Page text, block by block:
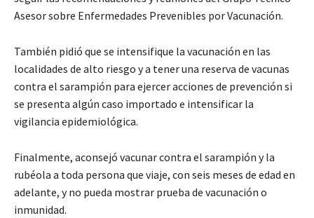
Asesor sobre Enfermedades Prevenibles por Vacunación.
También pidió que se intensifique la vacunación en las
localidades de alto riesgo y a tener una reserva de vacunas
contra el sarampión para ejercer acciones de prevención si
se presenta algún caso importado e intensificar la
vigilancia epidemiológica.
Finalmente, aconsejó vacunar contra el sarampión y la
rubéola a toda persona que viaje, con seis meses de edad en
adelante, y no pueda mostrar prueba de vacunación o
inmunidad.